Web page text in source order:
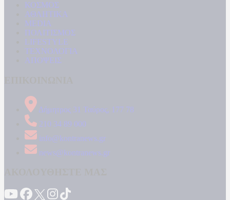
ΚΟΣΜΟΣ
ΑΘΛΗΤΙΚΑ
MEDIA
ΠΟΛΙΤΙΣΜΟΣ
LIFESTYLE
ΤΕΧΝΟΛΟΓΙΑ
ΑΠΟΨΕΙΣ
Δήμητρος 31 Ταύρος, 177 78
210 34 89 000
info@kontranews.gr
news@kontranews.gr